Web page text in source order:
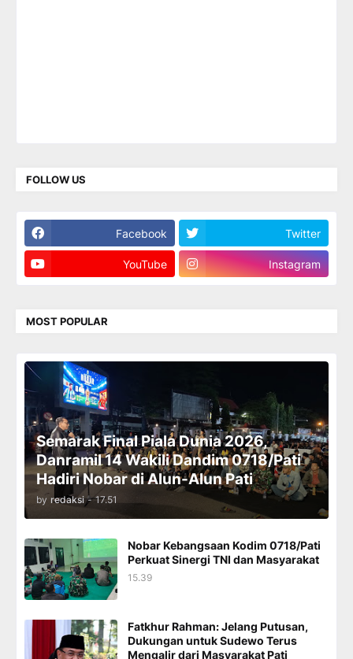
FOLLOW US
Facebook Twitter
YouTube Instagram
MOST POPULAR
Semarak Final Piala Dunia 2026,
Danramil 14 Wakili Dandim 0718/Pati
Hadiri Nobar di Alun-Alun Pati
by redaksi - 17.51
Nobar Kebangsaan Kodim 0718/Pati
Perkuat Sinergi TNI dan Masyarakat
15.39
Fatkhur Rahman: Jelang Putusan,
Dukungan untuk Sudewo Terus
Mengalir dari Masyarakat Pati